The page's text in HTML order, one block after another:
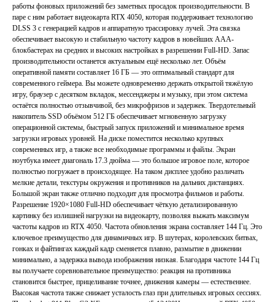
работы фоновых приложений без заметных просадок производительности. В
паре с ним работает видеокарта RTX 4050, которая поддерживает технологию
DLSS 3 с генерацией кадров и аппаратную трассировку лучей. Эта связка
обеспечивает высокую и стабильную частоту кадров в новейших ААА-
блокбастерах на средних и высоких настройках в разрешении Full-HD. Запас
производительности останется актуальным ещё несколько лет. Объём
оперативной памяти составляет 16 ГБ — это оптимальный стандарт для
современного геймера. Вы можете одновременно держать открытой тяжёлую
игру, браузер с десятком вкладок, мессенджеры и музыку, при этом система
остаётся полностью отзывчивой, без микрофризов и задержек. Твердотельный
накопитель SSD объёмом 512 ГБ обеспечивает мгновенную загрузку
операционной системы, быстрый запуск приложений и минимальное время
загрузки игровых уровней. На диске поместится несколько крупных
современных игр, а также все необходимые программы и файлы. Экран
ноутбука имеет диагональ 17.3 дюйма — это большое игровое поле, которое
полностью погружает в происходящее. На таком дисплее удобно различать
мелкие детали, текстуры окружения и противников на дальних дистанциях.
Большой экран также отлично подходит для просмотра фильмов и работы.
Разрешение 1920×1080 Full-HD обеспечивает чёткую детализированную
картинку без излишней нагрузки на видеокарту, позволяя выжать максимум
частоты кадров из RTX 4050. Частота обновления экрана составляет 144 Гц. Это
ключевое преимущество для динамичных игр. В шутерах, королевских битвах,
гонках и файтингах каждый кадр сменяется плавно, размытие в движении
минимально, а задержка вывода изображения низкая. Благодаря частоте 144 Гц
вы получаете соревновательное преимущество: реакция на противника
становится быстрее, прицеливание точнее, движения камеры — естественнее.
Высокая частота также снижает усталость глаз при длительных игровых сессиях.
Главная
Акции
Преимущества
Отзывы
Каталог
Ноутбуки бу
Игровые ноутбуки бу